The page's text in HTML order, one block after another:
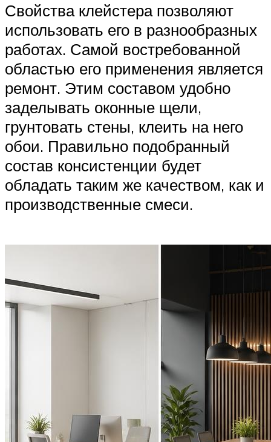
Свойства клейстера позволяют
использовать его в разнообразных
работах. Самой востребованной
областью его применения является
ремонт. Этим составом удобно
заделывать оконные щели,
грунтовать стены, клеить на него
обои. Правильно подобранный
состав консистенции будет
обладать таким же качеством, как и
производственные смеси.